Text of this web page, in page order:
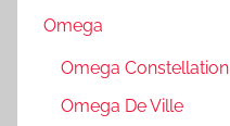
Omega
Omega Constellation
Omega De Ville